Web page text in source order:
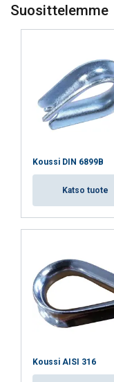
Suosittelemme
Koussi DIN 6899B
Katso tuote
Koussi AISI 316